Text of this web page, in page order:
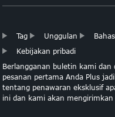
Tag Unggulan
Kebijakan pribadi
Berlangganan buletin kami
pesanan pertama Anda Plus
tentang penawaran eksklusif
ini dan kami akan mengirimkan